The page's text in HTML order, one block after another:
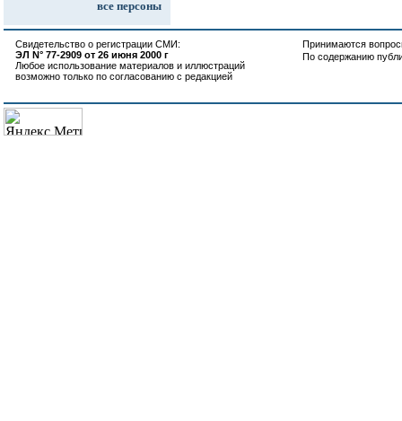
все персоны
Свидетельство о регистрации СМИ:
ЭЛ N° 77-2909 от 26 июня 2000 г
Любое использование материалов и иллюстраций
возможно только по согласованию с редакцией
Принимаются
По содержанию